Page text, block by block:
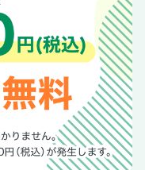
馬応援ツーリング レポ